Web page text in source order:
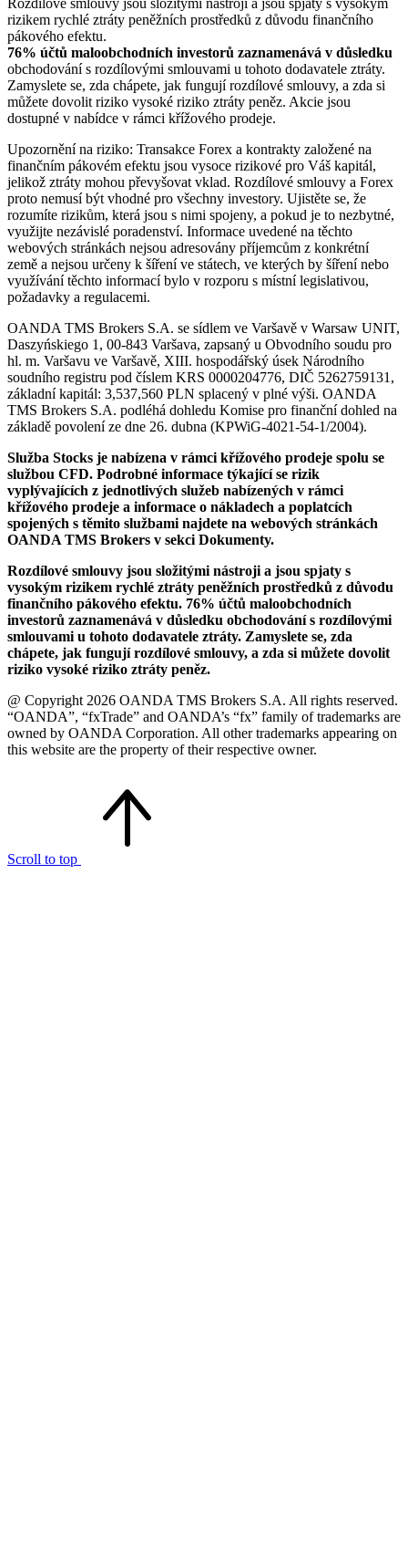
rizikem rychlé ztráty peněžních prostředků z důvodu finančního
pákového efektu.
76% účtů maloobchodních investorů zaznamenává v důsledku
obchodování s rozdílovými smlouvami u tohoto dodavatele ztráty.
Zamyslete se, zda chápete, jak fungují rozdílové smlouvy, a zda si
můžete dovolit riziko vysoké riziko ztráty peněz. Akcie jsou
dostupné v nabídce v rámci křížového prodeje.
Upozornění na riziko: Transakce Forex a kontrakty založené na
finančním pákovém efektu jsou vysoce rizikové pro Váš kapitál,
jelikož ztráty mohou převyšovat vklad. Rozdílové smlouvy a Forex
proto nemusí být vhodné pro všechny investory. Ujistěte se, že
rozumíte rizikům, která jsou s nimi spojeny, a pokud je to nezbytné,
využijte nezávislé poradenství. Informace uvedené na těchto
webových stránkách nejsou adresovány příjemcům z konkrétní
země a nejsou určeny k šíření ve státech, ve kterých by šíření nebo
využívání těchto informací bylo v rozporu s místní legislativou,
požadavky a regulacemi.
OANDA TMS Brokers S.A. se sídlem ve Varšavě v Warsaw UNIT,
Daszyńskiego 1, 00-843 Varšava, zapsaný u Obvodního soudu pro
hl. m. Varšavu ve Varšavě, XIII. hospodářský úsek Národního
soudního registru pod číslem KRS 0000204776, DIČ 5262759131,
základní kapitál: 3,537,560 PLN splacený v plné výši. OANDA
TMS Brokers S.A. podléhá dohledu Komise pro finanční dohled na
základě povolení ze dne 26. dubna (KPWiG-4021-54-1/2004).
Služba Stocks je nabízena v rámci křížového prodeje spolu se
službou CFD. Podrobné informace týkající se rizik
vyplývajících z jednotlivých služeb nabízených v rámci
křížového prodeje a informace o nákladech a poplatcích
spojených s těmito službami najdete na webových stránkách
OANDA TMS Brokers v sekci Dokumenty.
Rozdílové smlouvy jsou složitými nástroji a jsou spjaty s
vysokým rizikem rychlé ztráty peněžních prostředků z důvodu
finančního pákového efektu. 76% účtů maloobchodních
investorů zaznamenává v důsledku obchodování s rozdílovými
smlouvami u tohoto dodavatele ztráty. Zamyslete se, zda
chápete, jak fungují rozdílové smlouvy, a zda si můžete dovolit
riziko vysoké riziko ztráty peněz.
@ Copyright 2026 OANDA TMS Brokers S.A. All rights reserved.
“OANDA”, “fxTrade” and OANDA’s “fx” family of trademarks are
owned by OANDA Corporation. All other trademarks appearing on
this website are the property of their respective owner.
Scroll to top